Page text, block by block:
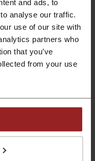
and ads, to
analyse our traffic.
use of our site with
partners who
that you’ve
from your use
razón por la cual los
que aseguró que no
por falta de recursos
a causa de la pandemia
encuestados no
los descuentos no
en oferta son poco